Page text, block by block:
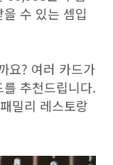
수 있는 셈입
요? 여러 카드가
추천드립니다.
밀리 레스토랑